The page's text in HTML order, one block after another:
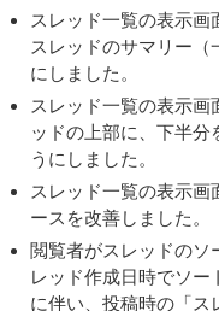
スレッド一覧の表示画
スレッドのサマリー（
にしました。
スレッド一覧の表示画
ッドの上部に、下半分
うにしました。
スレッド一覧の表示画
ースを改善しました。
閲覧者がスレッドのソ
レッド作成日時でソ
に伴い、投稿時の「ス